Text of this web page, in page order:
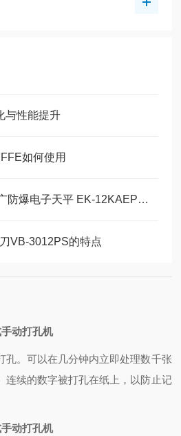
与性能提升
如何使用
AND爱安得应用范围广防爆电子天平 EK-12KAEP的操作使用
VB-3012PS的特点
动打孔机
孔。可以在几分钟内立即处理数千张
连续的数字被打孔在纸上，以防止记
动打孔机